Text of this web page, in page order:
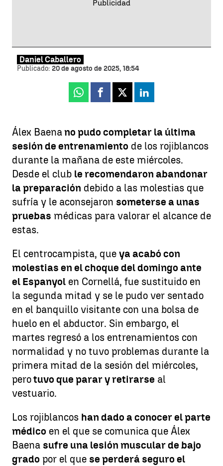
Daniel Caballero
Publicado: 20 de agosto de 2025, 18:54
Whatsapp
Facebook
X Linkedin
Álex Baenano pudo completar la última
sesión de entrenamiento de los rojiblancos
durante la mañana de este miércoles.
Desde el club le recomendaron abandonar
la preparación debido a las molestias que
sufría y le aconsejaron someterse a unas
pruebas médicas para valorar el alcance de
estas.
El centrocampista, que ya acabó con
molestias en el choque del domingo ante
el Espanyol en Cornellá, fue sustituido en
la segunda mitad y se le pudo ver sentado
en el banquillo visitante con una bolsa de
huelo en el abductor. Sin embargo, el
martes regresó a los entrenamientos con
normalidad y no tuvo problemas durante la
primera mitad de la sesión del miércoles,
perotuvo que parar y retirarse al
vestuario.
Los rojiblancos han dado a conocer el parte
médico en el que se comunica que Álex
Baena sufre una lesión muscular de bajo
grado por el que se perderá seguro el